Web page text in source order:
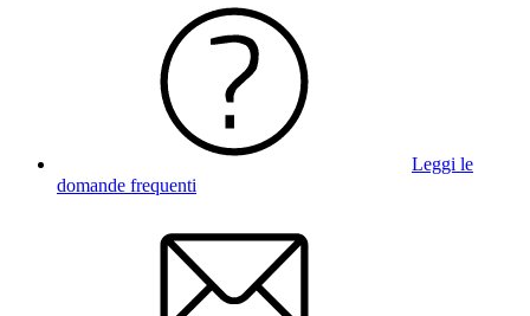
Leggi le
domande frequenti